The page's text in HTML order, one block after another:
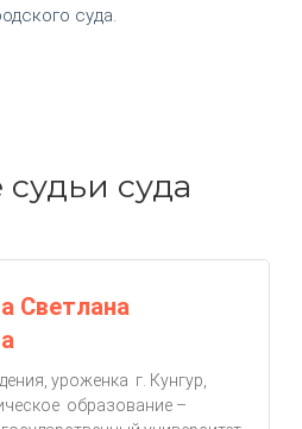
суда.
суда
Светлана
уроженка г. Кунгур,
образование –